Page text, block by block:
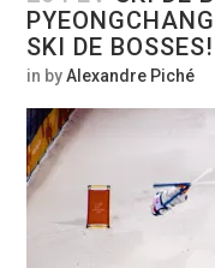
SKI DE BOSSES!
in byAlexandre Piché